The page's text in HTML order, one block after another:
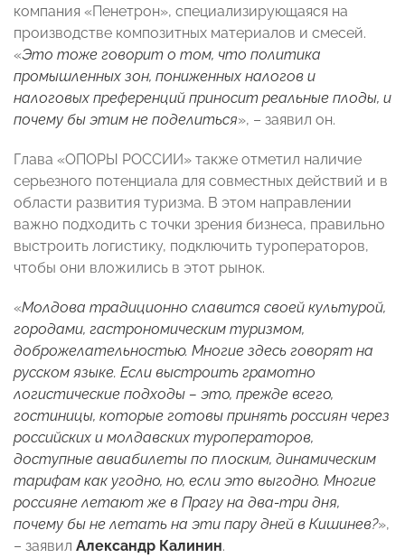
компания «Пенетрон», специализирующаяся на
производстве композитных материалов и смесей.
«Это тоже говорит о том, что политика
промышленных зон, пониженных налогов и
налоговых преференций приносит реальные плоды, и
почему бы этим не поделиться», – заявил он.
Глава «ОПОРЫ РОССИИ» также отметил наличие
серьезного потенциала для совместных действий и в
области развития туризма. В этом направлении
важно подходить с точки зрения бизнеса, правильно
выстроить логистику, подключить туроператоров,
чтобы они вложились в этот рынок.
«Молдова традиционно славится своей культурой,
городами, гастрономическим туризмом,
доброжелательностью. Многие здесь говорят на
русском языке. Если выстроить грамотно
логистические подходы – это, прежде всего,
гостиницы, которые готовы принять россиян через
российских и молдавских туроператоров,
доступные авиабилеты по плоским, динамическим
тарифам как угодно, но, если это выгодно. Многие
россияне летают же в Прагу на два-три дня,
почему бы не летать на эти пару дней в Кишинев?»,
– заявил Александр Калинин.